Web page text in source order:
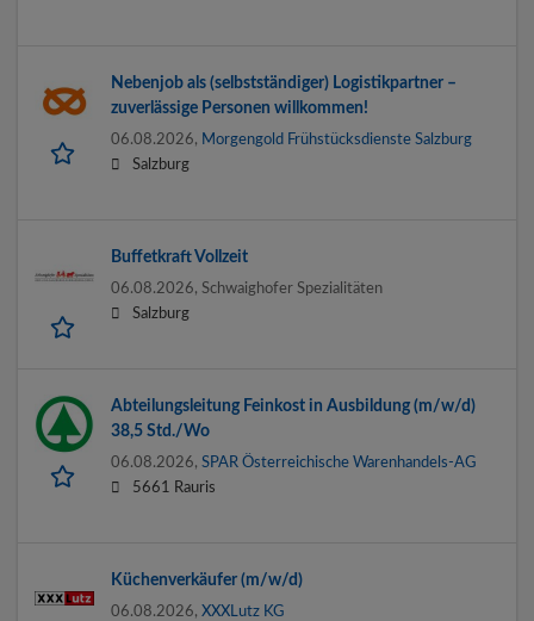
Nebenjob als (selbstständiger) Logistikpartner –
zuverlässige Personen willkommen!
06.08.2026, Morgengold Frühstücksdienste Salzburg
Salzburg
Buffetkraft Vollzeit
06.08.2026, Schwaighofer Spezialitäten
Salzburg
Abteilungsleitung Feinkost in Ausbildung (m/w/d)
38,5 Std./Wo
06.08.2026, SPAR Österreichische Warenhandels-AG
5661 Rauris
Küchenverkäufer (m/w/d)
06.08.2026, XXXLutz KG